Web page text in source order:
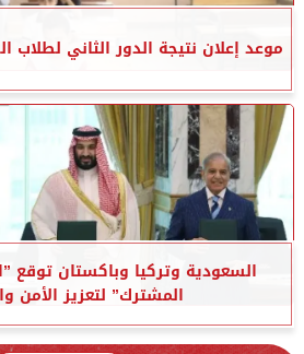
موعد إعلان نتيجة الدور الثاني لطلاب
السعودية وتركيا وباكستان توقع
المشترك” لتعزيز الأمن